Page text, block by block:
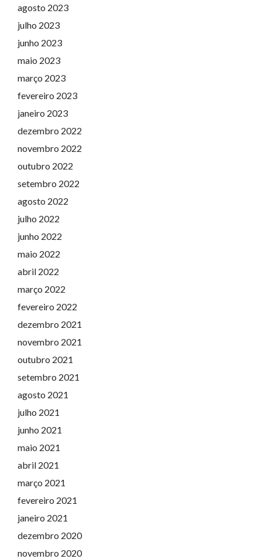
agosto 2023
julho 2023
junho 2023
maio 2023
março 2023
fevereiro 2023
janeiro 2023
dezembro 2022
novembro 2022
outubro 2022
setembro 2022
agosto 2022
julho 2022
junho 2022
maio 2022
abril 2022
março 2022
fevereiro 2022
dezembro 2021
novembro 2021
outubro 2021
setembro 2021
agosto 2021
julho 2021
junho 2021
maio 2021
abril 2021
março 2021
fevereiro 2021
janeiro 2021
dezembro 2020
novembro 2020